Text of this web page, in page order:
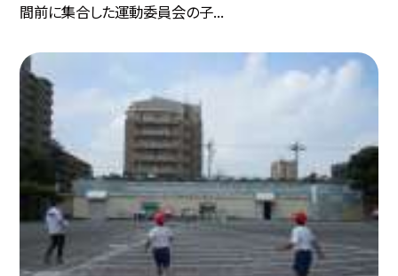
間前に集合した運動委員会の子...